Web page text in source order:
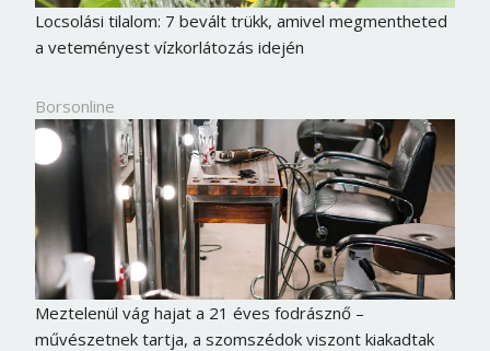
Locsolási tilalom: 7 bevált trükk, amivel megmentheted
a veteményest vízkorlátozás idején
Borsonline
Meztelenül vág hajat a 21 éves fodrásznő –
művészetnek tartja, a szomszédok viszont kiakadtak